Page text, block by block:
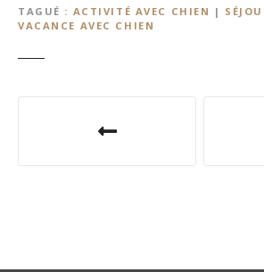
TAGUÉ
ACTIVITÉ AVEC CHIEN |
VACANCE AVEC CHIEN